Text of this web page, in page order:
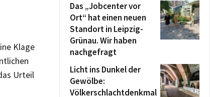
Klage
Urteil
Das „Jobcenter vor
Ort“ hat einen neuen
Standort in Leipzig-
Grünau. Wir haben
nachgefragt
Licht ins Dunkel der
Gewölbe:
Völkerschlachtdenkmal